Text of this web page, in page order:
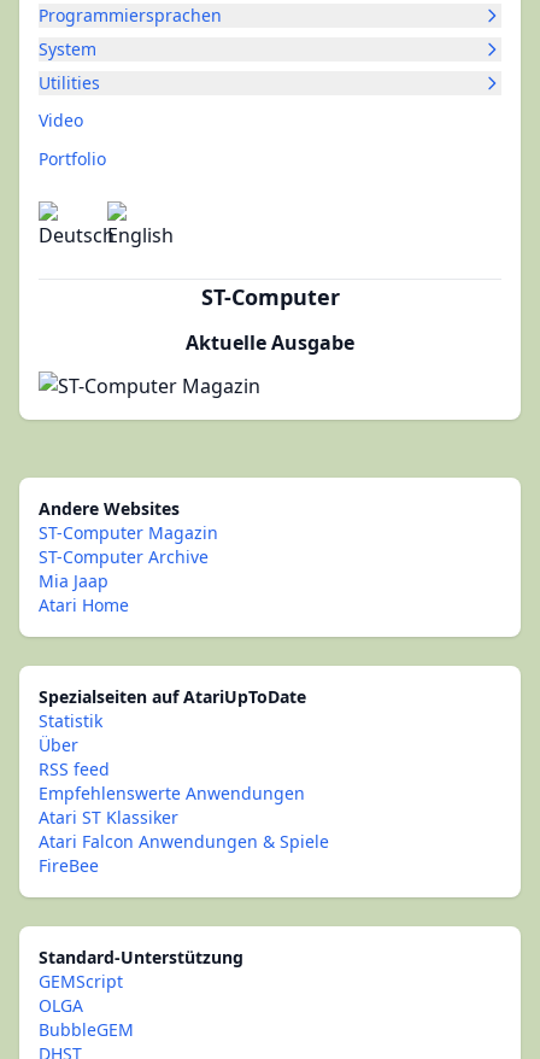
Programmiersprachen
System
Utilities
Video
Portfolio
ST-Computer
Aktuelle Ausgabe
Andere Websites
ST-Computer Magazin
ST-Computer Archive
Mia Jaap
Atari Home
Spezialseiten auf AtariUpToDate
Statistik
Über
RSS feed
Empfehlenswerte Anwendungen
Atari ST Klassiker
Atari Falcon Anwendungen & Spiele
FireBee
Standard-Unterstützung
GEMScript
OLGA
BubbleGEM
DHST